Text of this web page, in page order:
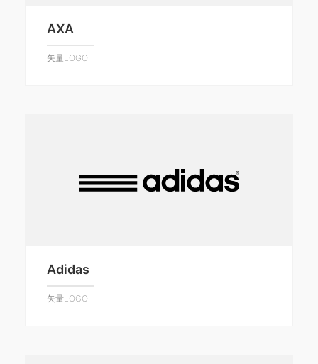
AXA
矢量LOGO
Adidas
矢量LOGO